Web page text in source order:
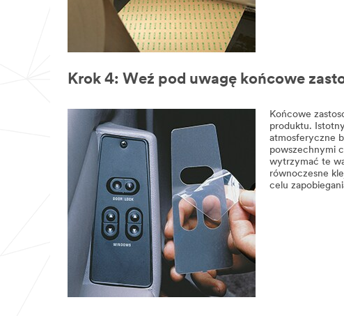
Krok 4: Weź pod uwagę końcowe
Końcowe
produktu.
atmosferyczne
powszechnymi
wytrzymać te
równoczesne
celu